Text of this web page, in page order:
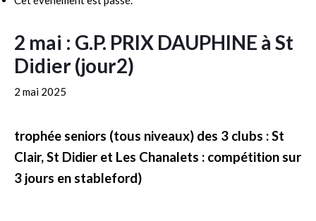
2 mai : G.P. PRIX DAUPHINE à St
Didier (jour2)
2 mai 2025
trophée seniors (tous niveaux) des 3 clubs : St
Clair, St Didier et Les Chanalets : compétition sur
3 jours en stableford)